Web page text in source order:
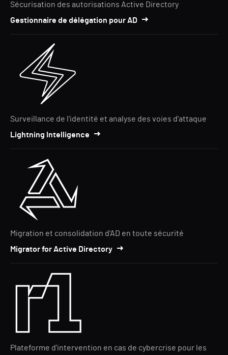
Sécurisation des autorisations Active Directory
Gestionnaire de délégation pour AD
Surveillance de l'identité et analyse des voies d'attaque
Lightning Intelligence
Migration et consolidation d'AD en toute sécurité
Migrator for Active Directory
Plateforme d'intervention en cas de cybercrise pour les